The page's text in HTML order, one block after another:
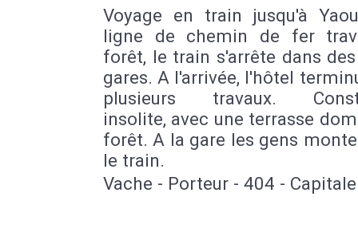
Voyage en train jusqu'à
ligne de chemin de fer
forêt, le train s'arrête dans
gares. A l'arrivée, l'hôtel
plusieurs travaux.
insolite, avec une terrasse
forêt. A la gare les gens
le train.
Vache - Porteur - 404 -